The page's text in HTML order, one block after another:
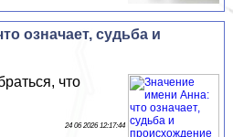
означает, судьба и
что
24 06 2026 12:17:44